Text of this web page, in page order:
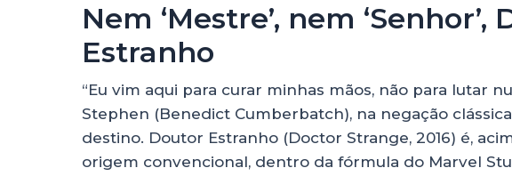
Nem ‘Mestre’, nem ‘Senhor’,
Estranho
“Eu vim aqui para curar minhas mãos, não para lutar
Stephen (Benedict Cumberbatch), na negação
destino. Doutor Estranho (Doctor Strange, 2016) é,
origem convencional, dentro da fórmula do Marvel